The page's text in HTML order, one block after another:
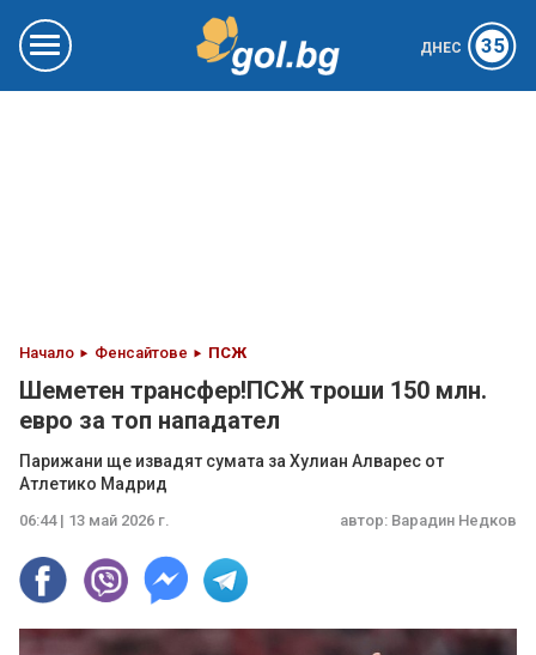
ДНЕС 35
Начало Фенсайтове ПСЖ
Шеметен трансфер!ПСЖ троши 150 млн.
евро за топ нападател
Парижани ще извадят сумата за Хулиан Алварес от
Атлетико Мадрид
06:44 | 13 май 2026 г. автор: Варадин Недков